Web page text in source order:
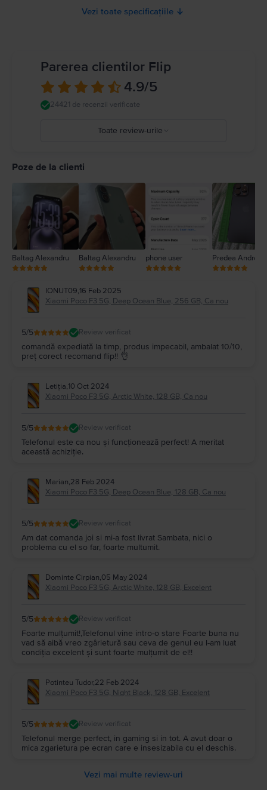
Vezi toate specificațiile
Parerea clientilor Flip
4.9/5
24421 de recenzii verificate
Toate review-urile
Poze de la clienti
Baltag Alexandru Baltag Alexandru phone user Predea Andreea
IONUT09,16 Feb 2025
Xiaomi Poco F3 5G, Deep Ocean Blue, 256 GB, Ca nou
5/5 Review verificat
comandă expediată la timp, produs impecabil, ambalat 10/10,
preț corect recomand flip!! 👌
Letiția,10 Oct 2024
Xiaomi Poco F3 5G, Arctic White, 128 GB, Ca nou
5/5 Review verificat
Telefonul este ca nou și funcționează perfect! A meritat
această achiziție.
Marian,28 Feb 2024
Xiaomi Poco F3 5G, Deep Ocean Blue, 128 GB, Ca nou
5/5 Review verificat
Am dat comanda joi si mi-a fost livrat Sambata, nici o
problema cu el so far, foarte multumit.
Dominte Cirpian,05 May 2024
Xiaomi Poco F3 5G, Arctic White, 128 GB, Excelent
5/5 Review verificat
Foarte mulțumit!,Telefonul vine intro-o stare Foarte buna nu
vad să aibă vreo zgârietură sau ceva de genul eu l-am luat
condiția excelent și sunt foarte mulțumit de el!!
Potinteu Tudor,22 Feb 2024
Xiaomi Poco F3 5G, Night Black, 128 GB, Excelent
5/5 Review verificat
Telefonul merge perfect, in gaming si in tot. A avut doar o
mica zgarietura pe ecran care e insesizabila cu el deschis.
Vezi mai multe review-uri